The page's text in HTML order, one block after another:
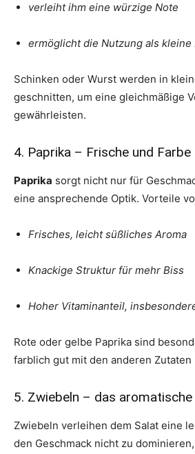
verleiht ihm eine würzige Note
ermöglicht die Nutzung als kleine
Schinken oder Wurst werden in
geschnitten, um eine gleichmäßige
gewährleisten.
4. Paprika – Frische und Farbe
Paprika sorgt nicht nur für
eine ansprechende Optik. Vorteile
Frisches, leicht süßliches Aroma
Knackige Struktur für mehr Biss
Hoher Vitaminanteil,
Rote oder gelbe Paprika sind
farblich gut mit den anderen Zutaten
5. Zwiebeln – das aromatische
Zwiebeln verleihen dem Salat eine
den Geschmack nicht zu